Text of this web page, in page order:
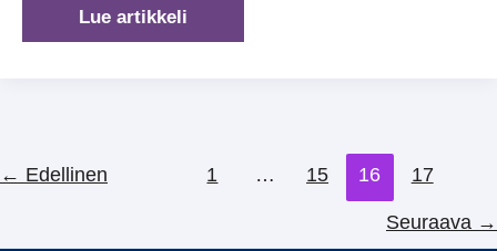
Teknologiateollisuus
–
Lue artikkeli
← Edellinen 1 … 15 16 17
Seuraava →